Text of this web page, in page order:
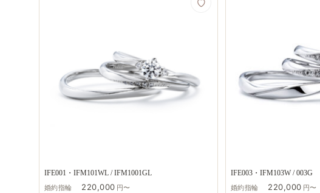
IFE001・IFM101WL / IFM1001GL
婚約指輪
220,000 円〜
IFE003・IFM103W / 003G
婚約指輪
220,000 円〜